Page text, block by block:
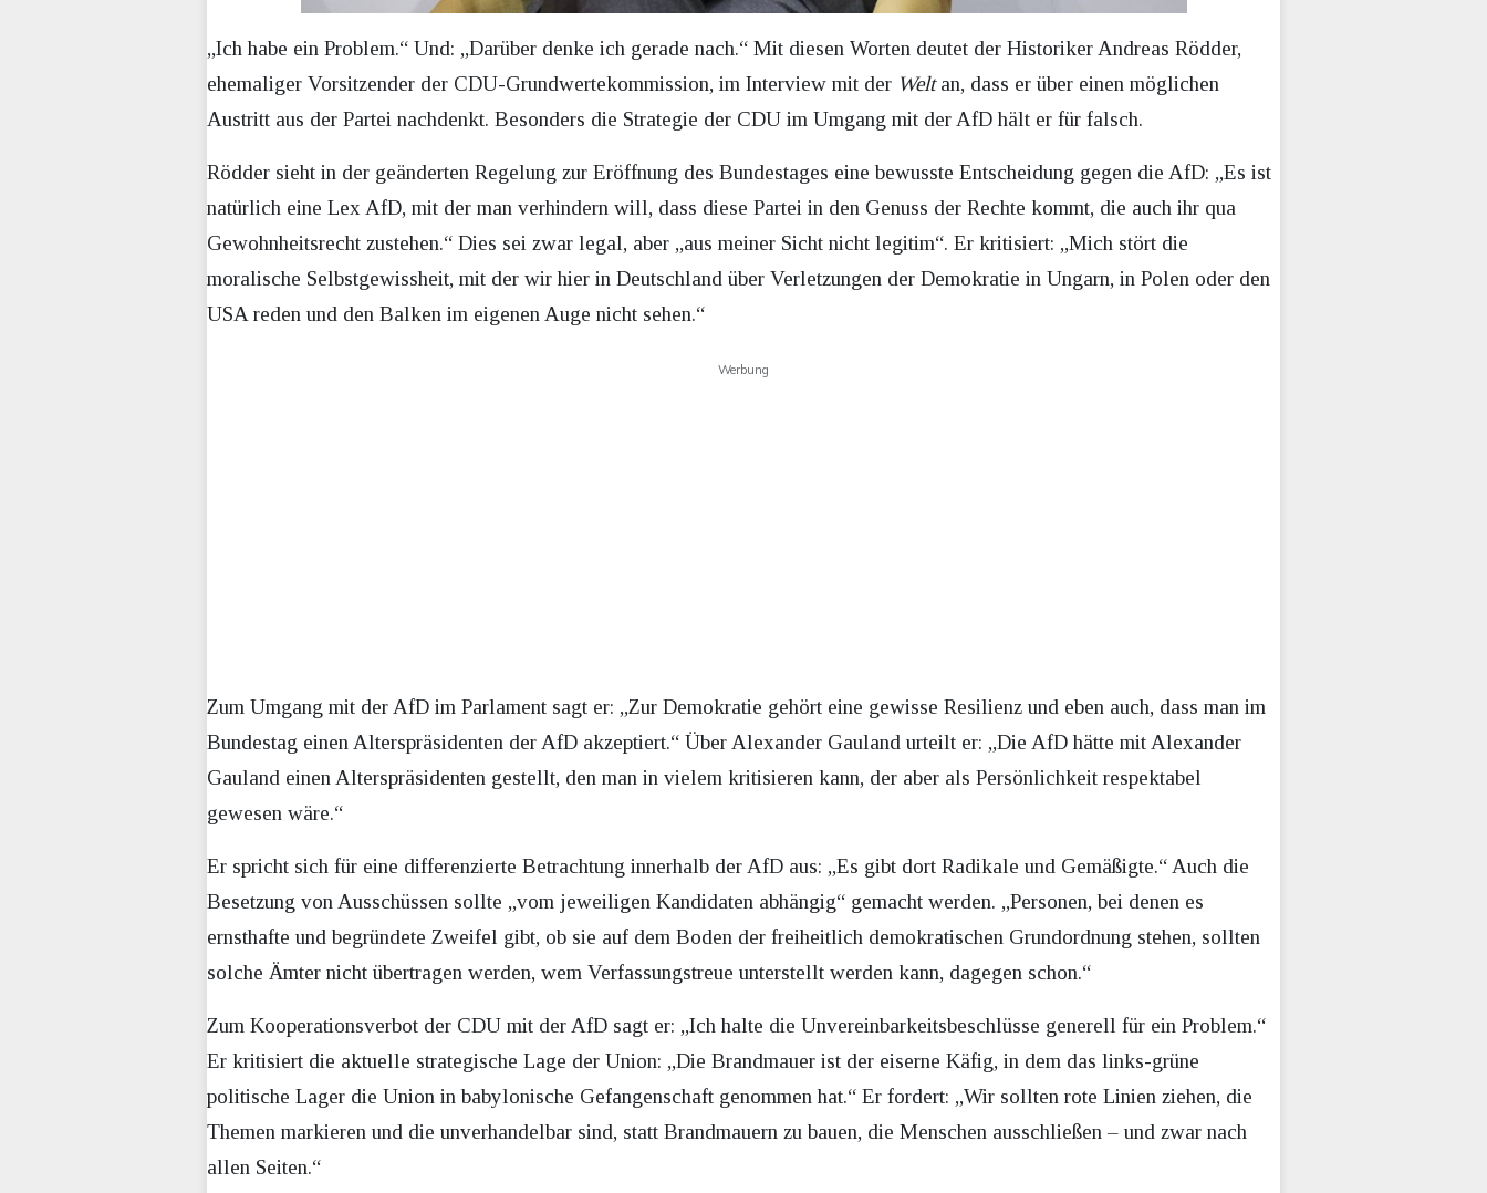
„Ich habe ein Problem.“ Und: „Darüber denke ich gerade nach.“ Mit diesen Worten deutet der Historiker Andreas Rödder,
ehemaliger Vorsitzender der CDU-Grundwertekommission, im Interview mit der Weltan, dass er über einen möglichen
Austritt aus der Partei nachdenkt. Besonders die Strategie der CDU im Umgang mit der AfD hält er für falsch.
Rödder sieht in der geänderten Regelung zur Eröffnung des Bundestages eine bewusste Entscheidung gegen die AfD: „Es ist
natürlich eine Lex AfD, mit der man verhindern will, dass diese Partei in den Genuss der Rechte kommt, die auch ihr qua
Gewohnheitsrecht zustehen.“ Dies sei zwar legal, aber „aus meiner Sicht nicht legitim“. Er kritisiert: „Mich stört die
moralische Selbstgewissheit, mit der wir hier in Deutschland über Verletzungen der Demokratie in Ungarn, in Polen oder den
USA reden und den Balken im eigenen Auge nicht sehen.“
Werbung
Zum Umgang mit der AfD im Parlament sagt er: „Zur Demokratie gehört eine gewisse Resilienz und eben auch, dass man im
Bundestag einen Alterspräsidenten der AfD akzeptiert.“ Über Alexander Gauland urteilt er: „Die AfD hätte mit Alexander
Gauland einen Alterspräsidenten gestellt, den man in vielem kritisieren kann, der aber als Persönlichkeit respektabel
gewesen wäre.“
Er spricht sich für eine differenzierte Betrachtung innerhalb der AfD aus: „Es gibt dort Radikale und Gemäßigte.“ Auch die
Besetzung von Ausschüssen sollte „vom jeweiligen Kandidaten abhängig“ gemacht werden. „Personen, bei denen es
ernsthafte und begründete Zweifel gibt, ob sie auf dem Boden der freiheitlich demokratischen Grundordnung stehen, sollten
solche Ämter nicht übertragen werden, wem Verfassungstreue unterstellt werden kann, dagegen schon.“
Zum Kooperationsverbot der CDU mit der AfD sagt er: „Ich halte die Unvereinbarkeitsbeschlüsse generell für ein Problem.“
Er kritisiert die aktuelle strategische Lage der Union: „Die Brandmauer ist der eiserne Käfig, in dem das links-grüne
politische Lager die Union in babylonische Gefangenschaft genommen hat.“ Er fordert: „Wir sollten rote Linien ziehen, die
Themen markieren und die unverhandelbar sind, statt Brandmauern zu bauen, die Menschen ausschließen – und zwar nach
allen Seiten.“